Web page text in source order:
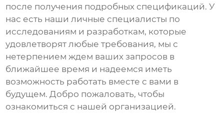
после получения подробных спецификаций. У
нас есть наши личные специалисты по
исследованиям и разработкам, которые
удовлетворят любые требования, мы с
нетерпением ждем ваших запросов в
ближайшее время и надеемся иметь
возможность работать вместе с вами в
будущем. Добро пожаловать, чтобы
ознакомиться с нашей организацией.